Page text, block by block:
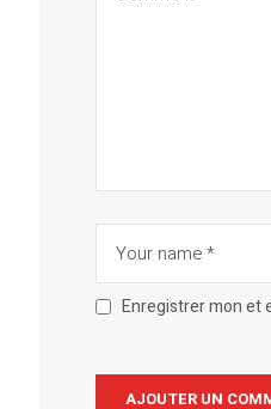
Enregistrer mon et